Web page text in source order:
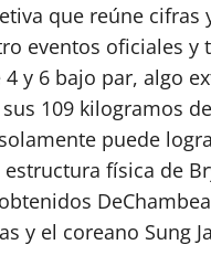
que reúne cifras
eventos oficiales y
y 6 bajo par, algo
109 kilogramos
puede
física de
y el coreano Sung